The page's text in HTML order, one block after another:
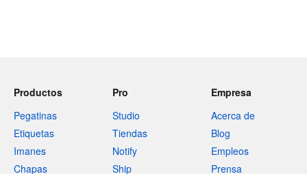
Productos
Pegatinas
Etiquetas
Imanes
Chapas
Pro
Studio
Tiendas
Notify
Ship
Empresa
Acerca de
Blog
Empleos
Prensa